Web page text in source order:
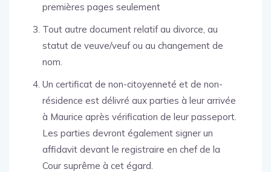
premières pages seulement
Tout autre document relatif au divorce, au
statut de veuve/veuf ou au changement de
nom.
Un certificat de non-citoyenneté et de non-
résidence est délivré aux parties à leur arrivée
à Maurice après vérification de leur passeport.
Les parties devront également signer un
affidavit devant le registraire en chef de la
Cour suprême à cet égard.